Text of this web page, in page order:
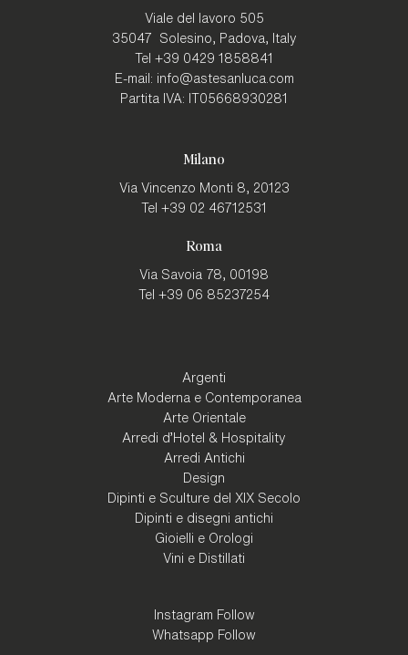
Viale del lavoro 505
35047 Solesino, Padova Italy
Tel +39 0429 1858841
E-mail: info@astesanluca.com
Partita IVA: IT05668930281
Milano
Via Vincenzo Monti 8, 20123
Tel +39 02 46712531
Roma
Via Savoia 78, 00198
Tel +39 06 85237254
Argenti
Arte Moderna e Contemporanea
Arte Orientale
Arredi d'Hotel & Hospitality
Arredi Antichi
Design
Dipinti e Sculture del XIX Secolo
Dipinti e disegni antichi
Gioielli e Orologi
Vini e Distillati
Instagram Follow
Whatsapp Follow